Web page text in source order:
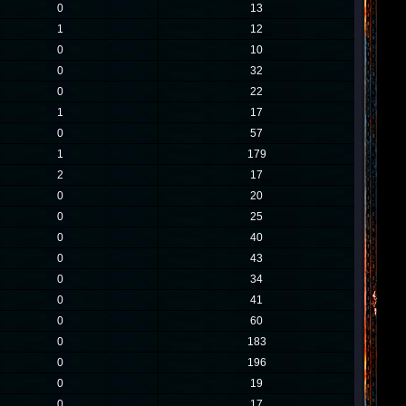
0
13
1
12
0
10
0
32
0
22
1
17
0
57
1
179
2
17
0
20
0
25
0
40
0
43
0
34
0
41
0
60
0
183
0
196
0
19